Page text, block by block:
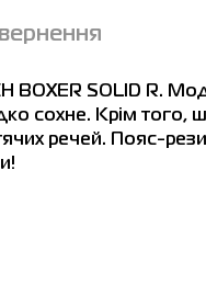
BOXER SOLID R.
сохне. Крім того,
речей. Пояс-